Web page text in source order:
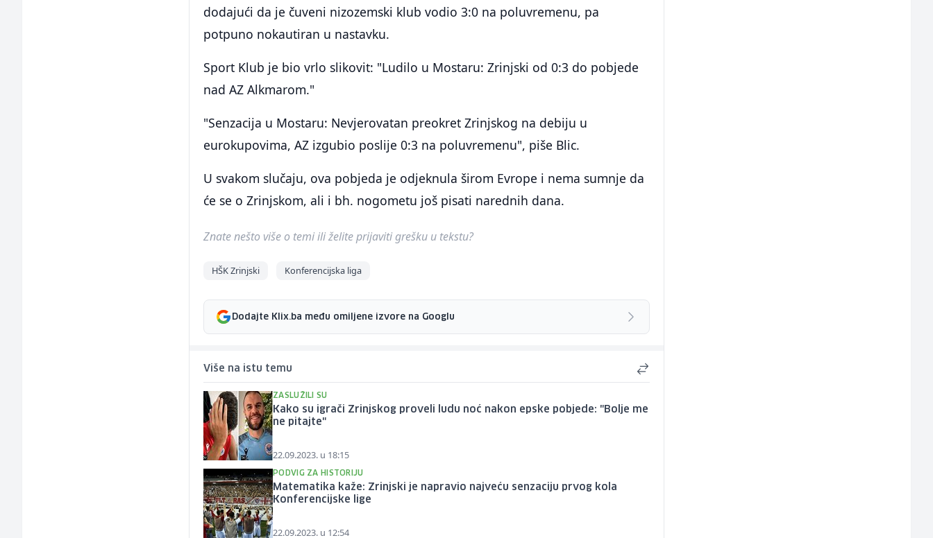
dodajući da je čuveni nizozemski klub vodio 3:0 na poluvremenu, pa
potpuno nokautiran u nastavku.
Sport Klub je bio vrlo slikovit: "Ludilo u Mostaru: Zrinjski od 0:3 do pobjede
nad AZ Alkmarom."
"Senzacija u Mostaru: Nevjerovatan preokret Zrinjskog na debiju u
eurokupovima, AZ izgubio poslije 0:3 na poluvremenu", piše Blic.
U svakom slučaju, ova pobjeda je odjeknula širom Evrope i nema sumnje da
će se o Zrinjskom, ali i bh. nogometu još pisati narednih dana.
Znate nešto više o temi ili želite prijaviti grešku u tekstu?
HŠK Zrinjski Konferencijska liga
Dodajte Klix.ba među omiljene izvore na Googlu
Više na istu temu
ZASLUŽILI SU
Kako su igrači Zrinjskog proveli ludu noć nakon epske pobjede: "Bolje me
ne pitajte"
22.09.2023. u 18:15
PODVIG ZA HISTORIJU
Matematika kaže: Zrinjski je napravio najveću senzaciju prvog kola
Konferencijske lige
22.09.2023. u 12:54